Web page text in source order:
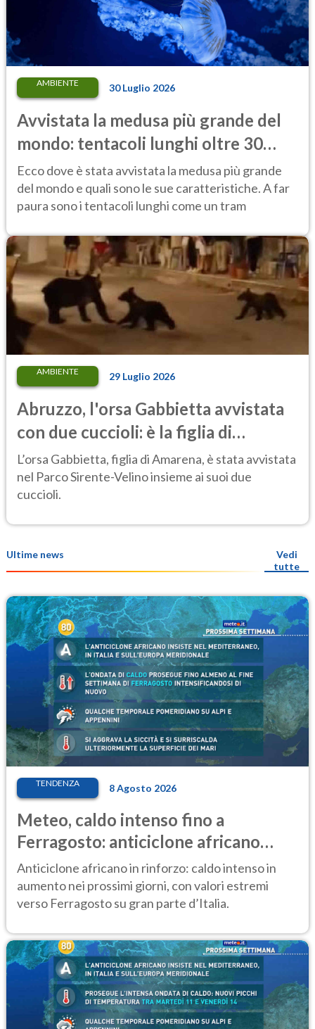
AMBIENTE 30 Luglio 2026
Avvistata la medusa più grande del
mondo: tentacoli lunghi oltre 30
metri, più di un tram cittadino
Ecco dove è stata avvistata la medusa più grande
del mondo e quali sono le sue caratteristiche. A far
paura sono i tentacoli lunghi come un tram
AMBIENTE 29 Luglio 2026
Abruzzo, l'orsa Gabbietta avvistata
con due cuccioli: è la figlia di
Amarena
L’orsa Gabbietta, figlia di Amarena, è stata avvistata
nel Parco Sirente-Velino insieme ai suoi due
cuccioli.
Ultime news
Vedi
tutte
TENDENZA 8 Agosto 2026
Meteo, caldo intenso fino a
Ferragosto: anticiclone africano
ancora protagonista
Anticiclone africano in rinforzo: caldo intenso in
aumento nei prossimi giorni, con valori estremi
verso Ferragosto su gran parte d’Italia.